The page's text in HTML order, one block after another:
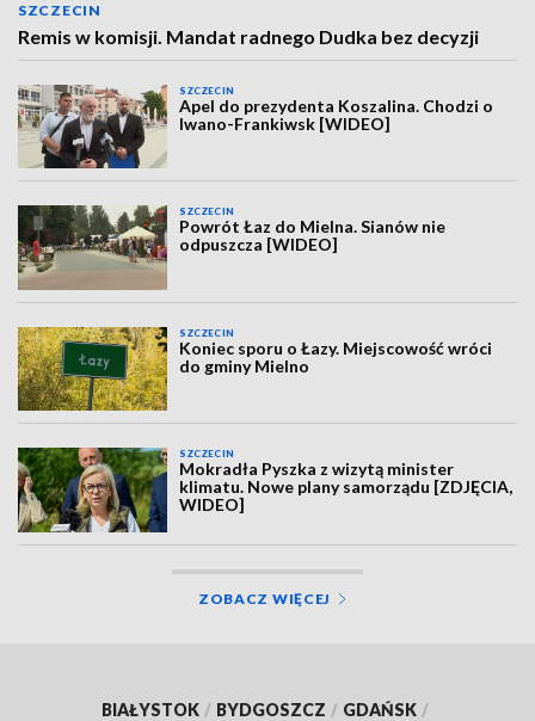
SZCZECIN
Remis w komisji. Mandat radnego Dudka bez decyzji
SZCZECIN
Apel do prezydenta Koszalina. Chodzi o
Iwano-Frankiwsk [WIDEO]
SZCZECIN
Powrót Łaz do Mielna. Sianów nie
odpuszcza [WIDEO]
SZCZECIN
Koniec sporu o Łazy. Miejscowość wróci
do gminy Mielno
SZCZECIN
Mokradła Pyszka z wizytą minister
klimatu. Nowe plany samorządu [ZDJĘCIA,
WIDEO]
ZOBACZ WIĘCEJ
BIAŁYSTOK / BYDGOSZCZ / GDAŃSK /